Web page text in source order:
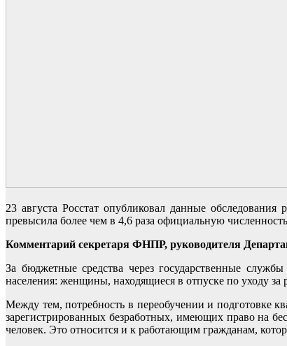
23 августа Росстат опубликовал данные
превысила более чем в 4,6 раза официальную
Комментарий секретаря ФНПР, руководителя
За бюджетные средства через государственные
населения: женщины, находящиеся в отпуске по уходу
Между тем, потребность в переобучении и подготовке
зарегистрированных безработных, имеющих право на
человек. Это относится и к работающим гражданам,